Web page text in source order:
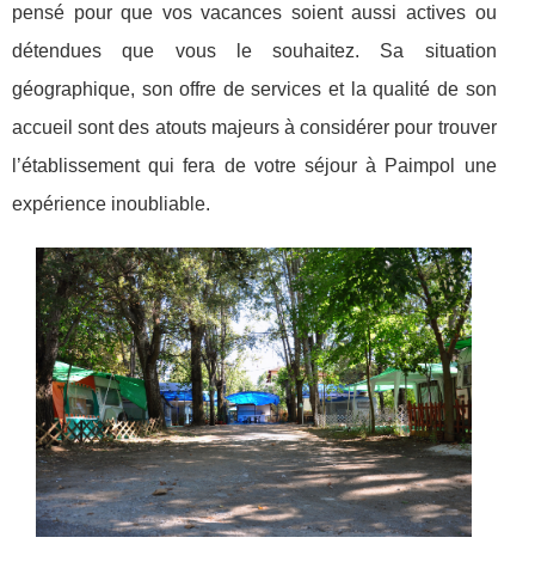
pensé pour que vos vacances soient aussi actives ou
détendues que vous le souhaitez. Sa situation
géographique, son offre de services et la qualité de son
accueil sont des atouts majeurs à considérer pour trouver
l’établissement qui fera de votre séjour à Paimpol une
expérience inoubliable.